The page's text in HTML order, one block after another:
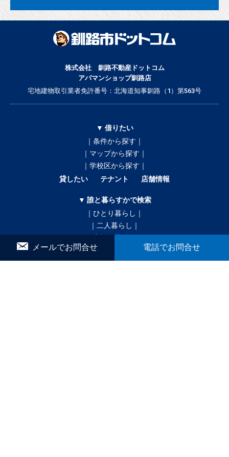
株式会社 釧路不動産ドットコム
アパマンショップ釧路店
宅地建物取引業者免許番号：北海道知事釧路（1）第563号
▼ 借りたい
｜条件から探す｜
｜マップから探す｜
｜学校区から探す｜
貸したい
テナント 店舗情報
▼ 誰と暮らすかで検索
｜ひとり暮らし｜
｜二人暮らし｜
｜ペットと暮らす｜
メールでお問合せ 電話でお問合せ